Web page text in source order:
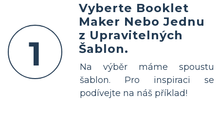
1
Vyberte Booklet
Maker Nebo Jednu
z Upravitelných
Šablon.
Na výběr máme spoustu
šablon. Pro inspiraci se
podívejte na náš příklad!